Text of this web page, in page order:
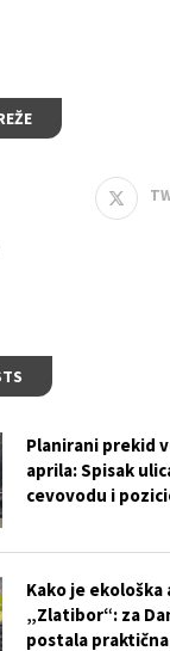
Planirani prekid
aprila: Spisak
cevovodu i
Kako je ekološka
„Zlatibor“: za
postala